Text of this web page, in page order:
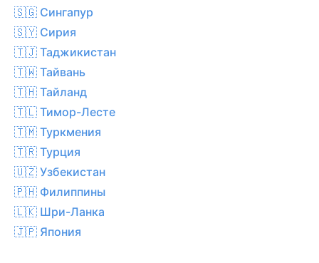
🇸🇬 Сингапур
🇸🇾 Сирия
🇹🇯 Таджикистан
🇹🇼 Тайвань
🇹🇭 Тайланд
🇹🇱 Тимор-Лесте
🇹🇲 Туркмения
🇹🇷 Турция
🇺🇿 Узбекистан
🇵🇭 Филиппины
🇱🇰 Шри-Ланка
🇯🇵 Япония